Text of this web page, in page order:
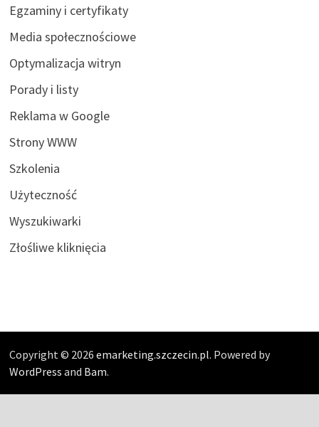
Egzaminy i certyfikaty
Media społecznościowe
Optymalizacja witryn
Porady i listy
Reklama w Google
Strony WWW
Szkolenia
Użyteczność
Wyszukiwarki
Złośliwe kliknięcia
Copyright © 2026 emarketing.szczecin.pl. Powered by
WordPress and Bam.